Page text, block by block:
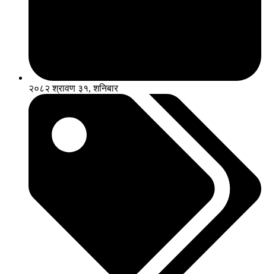
२०८२ श्रावण ३१, शनिबार